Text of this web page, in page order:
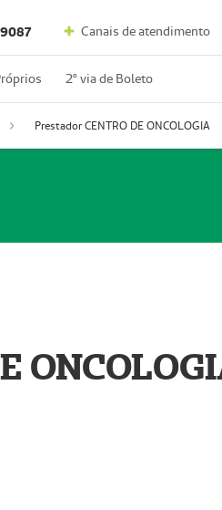
Canais de atendimento
2º via de Boleto
Prestador CENTRO DE ONCOLOGIA